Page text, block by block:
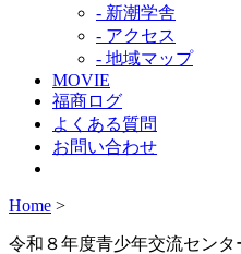
- 新潮学舎
- アクセス
- 地域マップ
MOVIE
福商ログ
よくある質問
お問い合わせ
Home >
令和８年度青少年交流セン